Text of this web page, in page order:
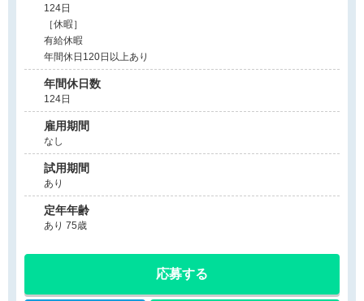
124日
［休暇］
有給休暇
年間休日120日以上あり
年間休日数
124日
雇用期間
なし
試用期間
あり
定年年齢
あり 75歳
応募する